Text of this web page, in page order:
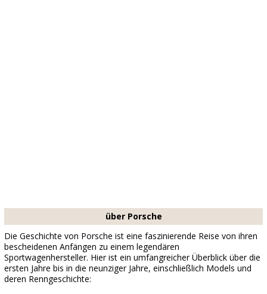
über Porsche
Die Geschichte von Porsche ist eine faszinierende Reise von ihren
bescheidenen Anfängen zu einem legendären
Sportwagenhersteller. Hier ist ein umfangreicher Überblick über die
ersten Jahre bis in die neunziger Jahre, einschließlich Models und
deren Renngeschichte: